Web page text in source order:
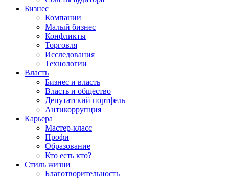
Бизнес
Компании
Малый бизнес
Конфликты
Торговля
Исследования
Технологии
Власть
Бизнес и власть
Власть и общество
Депутатский портфель
Антикоррупция
Карьера
Мастер-класс
Профи
Образование
Кто есть кто?
Стиль жизни
Благотворительность